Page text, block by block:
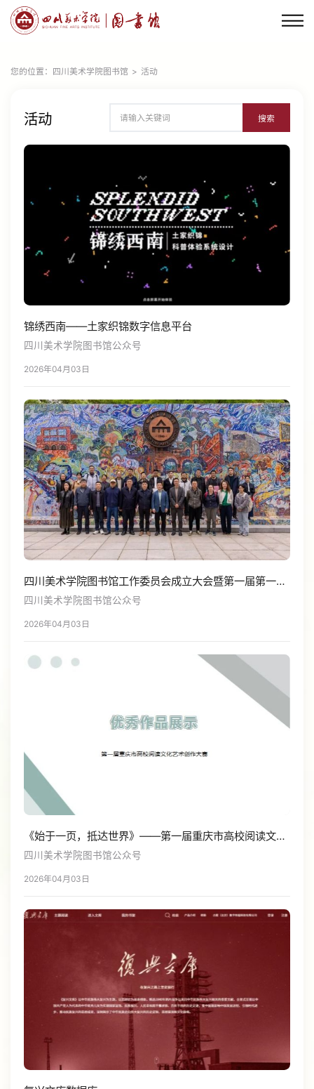
您的位置： 四川美术学院图书馆 > 活动
活动 搜索
锦绣西南——土家织锦数字信息平台
四川美术学院图书馆公众号
2026年04月03日
四川美术学院图书馆工作委员会成立大会暨第一届第一次代表大会召开
四川美术学院图书馆公众号
2026年04月03日
《始于一页，抵达世界》——第一届重庆市高校阅读文化艺术创作大赛
四川美术学院图书馆公众号
2026年04月03日